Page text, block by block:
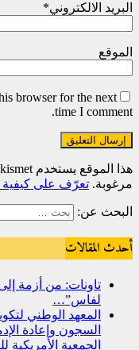
البريد الالكتروني*
الموقع
browser for the next
time I comment.
مرغوبة. تعرّف على كيفية
البحث عن:
أحدث المقالات
تاونات: من أزمة
لفاس”…
المعهد الوطني
السجون وإعادة
الجمعية الأمريكية